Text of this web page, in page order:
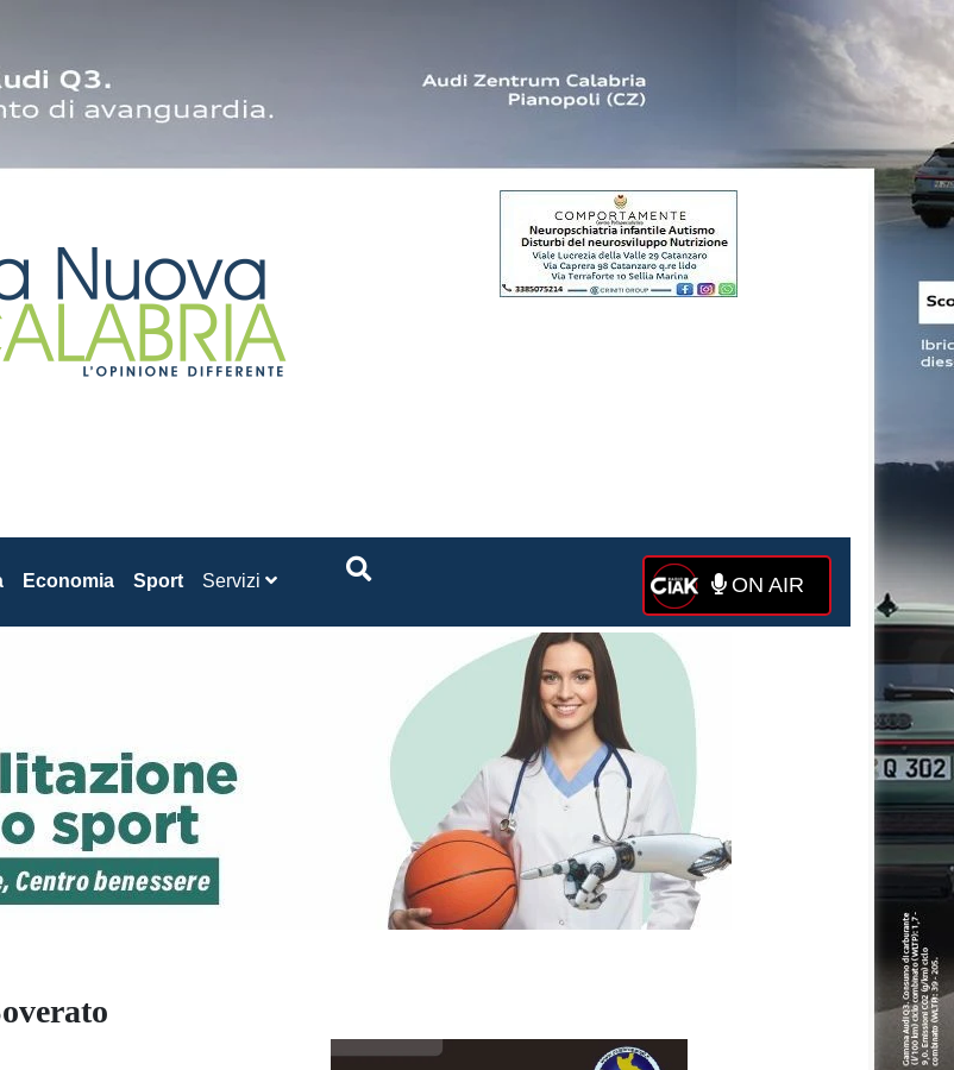
Economia Sport Servizi ON AIR